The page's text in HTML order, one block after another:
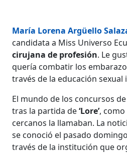
María Lorena Argüello
candidata a Miss Universo
cirujana de profesión. Le
quería combatir los
través de la educación sexual
El mundo de los concursos
tras la partida de‘Lore’,
cercanos la llamaban. La
se conoció el pasado
través de la institución que